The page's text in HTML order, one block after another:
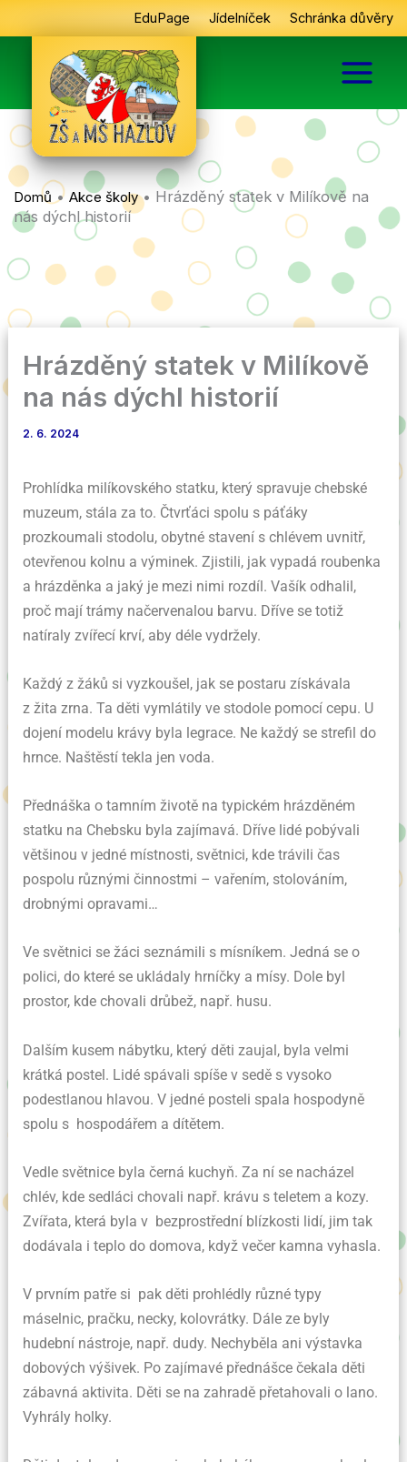
na
EduPage Jídelníček Schránka důvěry
Domů • Akce školy• Hrázděný statek v Milíkově na
nás dýchl historií
Hrázděný statek v Milíkově
na nás dýchl historií
2. 6. 2024
Prohlídka milíkovského statku, který spravuje chebské
muzeum, stála za to. Čtvrťáci spolu s páťáky
prozkoumali stodolu, obytné stavení s chlévem uvnitř,
otevřenou kolnu a výminek. Zjistili, jak vypadá roubenka
a hrázděnka a jaký je mezi nimi rozdíl. Vašík odhalil,
proč mají trámy načervenalou barvu. Dříve se totiž
natíraly zvířecí krví, aby déle vydržely.
Každý z žáků si vyzkoušel, jak se postaru získávala
z žita zrna. Ta děti vymlátily ve stodole pomocí cepu. U
dojení modelu krávy byla legrace. Ne každý se strefil do
hrnce. Naštěstí tekla jen voda.
Přednáška o tamním životě na typickém hrázděném
statku na Chebsku byla zajímavá. Dříve lidé pobývali
většinou v jedné místnosti, světnici, kde trávili čas
pospolu různými činnostmi – vařením, stolováním,
drobnými opravami…
Ve světnici se žáci seznámili s mísníkem. Jedná se o
polici, do které se ukládaly hrníčky a mísy. Dole byl
prostor, kde chovali drůbež, např. husu.
Dalším kusem nábytku, který děti zaujal, byla velmi
krátká postel. Lidé spávali spíše v sedě s vysoko
podestlanou hlavou. V jedné posteli spala hospodyně
spolu s hospodářem a dítětem.
Vedle světnice byla černá kuchyň. Za ní se nacházel
chlév, kde sedláci chovali např. krávu s teletem a kozy.
Zvířata, která byla v bezprostřední blízkosti lidí, jim tak
dodávala i teplo do domova, když večer kamna vyhasla.
V prvním patře si pak děti prohlédly různé typy
máselnic, pračku, necky, kolovrátky. Dále ze byly
hudební nástroje, např. dudy. Nechyběla ani výstavka
dobových výšivek. Po zajímavé přednášce čekala děti
zábavná aktivita. Děti se na zahradě přetahovali o lano.
Vyhrály holky.